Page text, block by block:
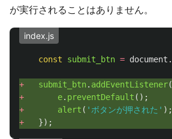
が実行されることはありません。
index.js
const submit_btn = document .
+ submit_btn. addEventListener(
+
e. preventDefault ();
+
alert ( ' ボタンが押された ' );
+
});